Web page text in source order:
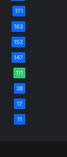
171
163
152
147
111
38
17
11